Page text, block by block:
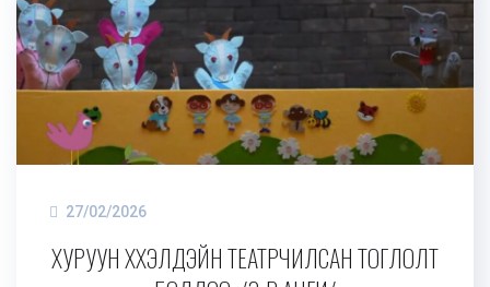
27/02/2026
ХУРУУН ХҮҮХЭЛДЭЙН ТЕАТРЧИЛСАН ТОГЛОЛТ